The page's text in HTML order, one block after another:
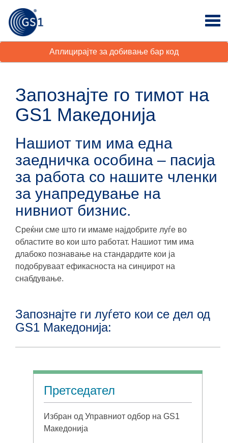
Аплицирајте за добивање бар код
Запознајте го тимот на
GS1 Македонија
Нашиот тим има една
заедничка особина – пасија
за работа со нашите членки
за унапредување на
нивниот бизнис.
Среќни сме што ги имаме најдобрите луѓе во
областите во кои што работат. Нашиот тим има
длабоко познавање на стандардите кои ја
подобруваат ефикасноста на синџирот на
снабдување.
Запознајте ги луѓето кои се дел од
GS1 Македонија:
Претседател
Избран од Управниот одбор на GS1
Македонија